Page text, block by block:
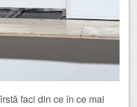
faci din ce în ce mai